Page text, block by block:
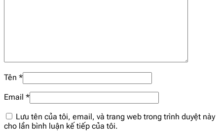
Nucleotide
HMO 0.04 g
2'- Fucosyllactose (2-FL)
Tên *
Email *
Lưu tên của tôi, email, và trang web trong trình duyệt này
cho lần bình luận kế tiếp của tôi.